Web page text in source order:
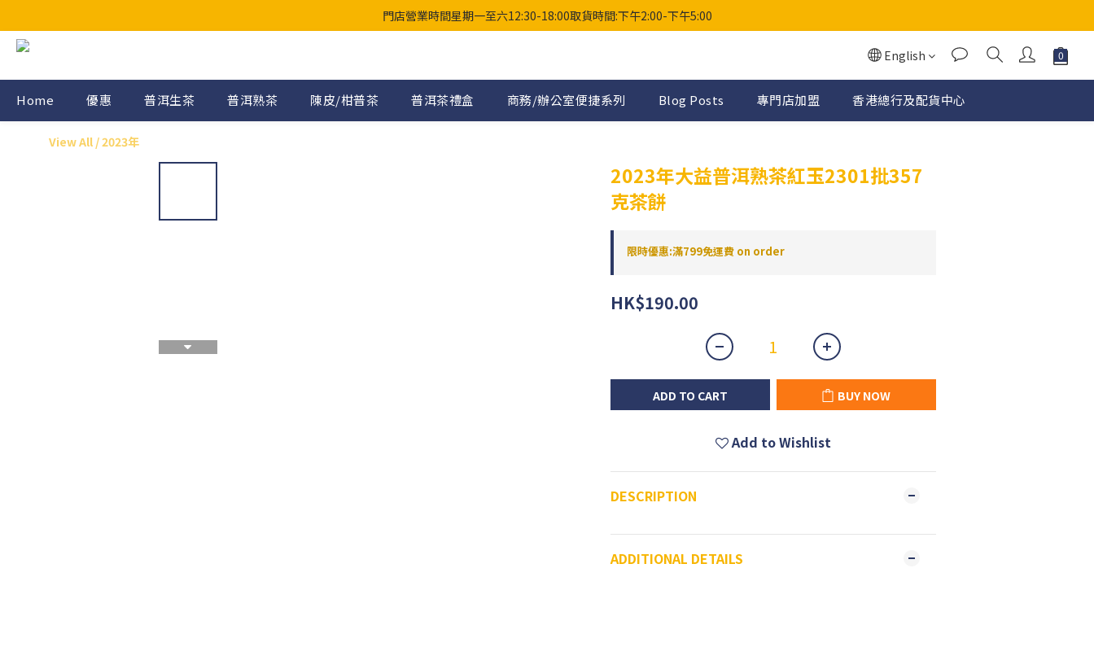
門店營業時間星期一至六12:30-18:00取貨時間:下午2:00-下午5:00
English
Home 優惠 普洱生茶 普洱熟茶 陳皮/柑普茶 普洱茶禮盒 商務/辦公室便捷系列 Blog Posts 專門店加盟 香港總行及配貨中心
View All /2023年
2023年大益普洱熟茶紅玉2301批357
克茶餅
限時優惠:滿799免運費 on order
HK$190.00
ADD TO CART BUY NOW
Add to Wishlist
DESCRIPTION
ADDITIONAL DETAILS